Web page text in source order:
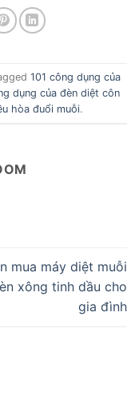
101 công dụng của
dụng của đèn diệt côn
hòa đuổi muỗi.
mua máy diệt muỗi
xông tinh dầu cho
gia đình